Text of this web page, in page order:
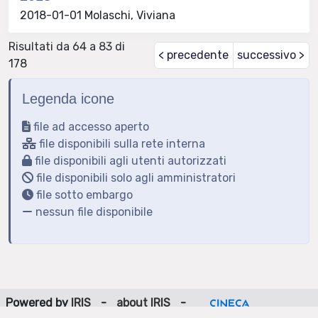
2018-01-01 Molaschi, Viviana
Risultati da 64 a 83 di
178
< precedente successivo >
Legenda icone
file ad accesso aperto
file disponibili sulla rete interna
file disponibili agli utenti autorizzati
file disponibili solo agli amministratori
file sotto embargo
nessun file disponibile
Powered by IRIS - about IRIS
-